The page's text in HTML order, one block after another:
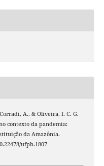
A., & Oliveira, I. C. G.
contexto da pandemia:
da Amazônia.
ufpb.1807-